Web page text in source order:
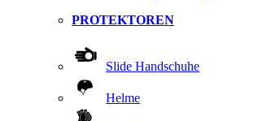
PROTEKTOREN
Slide Handschuhe
Helme